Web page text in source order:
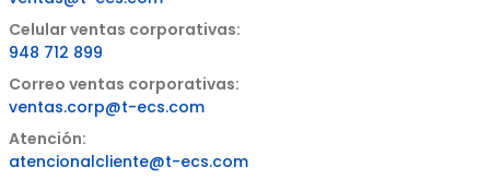
Celular ventas corporativas:
948 712 899
Correo ventas corporativas:
ventas.corp@t-ecs.com
Atención:
atencionalcliente@t-ecs.com